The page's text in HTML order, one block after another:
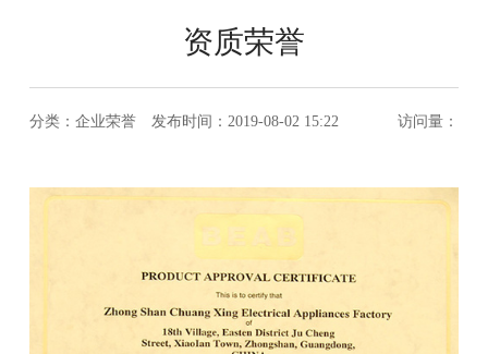
资质荣誉
分类：企业荣誉 发布时间：2019-08-02 15:22 访问量：